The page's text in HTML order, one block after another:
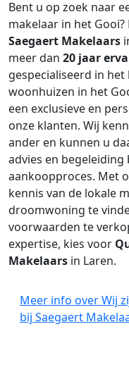
Bent u op zoek naar
makelaar in het
Saegaert Makelaars
meer dan 20 jaar
gespecialiseerd in
woonhuizen in het
een exclusieve en
onze klanten. Wij
ander en kunnen u
advies en
aankoopproces. Met
kennis van de lokale
droomwoning te
voorwaarden te
expertise, kies voor
Makelaars in Laren.
Meer info over Wij
bij Saegaert